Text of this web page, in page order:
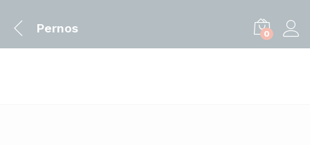
Pernos 0